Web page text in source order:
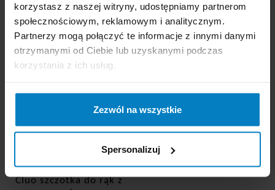
korzystasz z naszej witryny, udostępniamy partnerom
społecznościowym, reklamowym i analitycznym.
Partnerzy mogą połączyć te informacje z innymi danymi
otrzymanymi od Ciebie lub uzyskanymi podczas
korzystania z ich usług.
Zezwól na wszystkie
Spersonalizuj
Dostępne: 66 szt.
Cena brutto:7,88
PLN
- + KUPUJĘ
Dostępne: 53 szt.
Cena brutto:
PLN
Cluo szczotka do rąk z